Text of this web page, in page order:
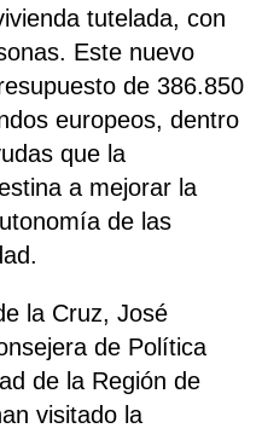
tutelada, con
Este nuevo
de 386.850
europeos, dentro
que la
a mejorar la
de las
la Cruz, José
de Política
de la Región de
visitado la